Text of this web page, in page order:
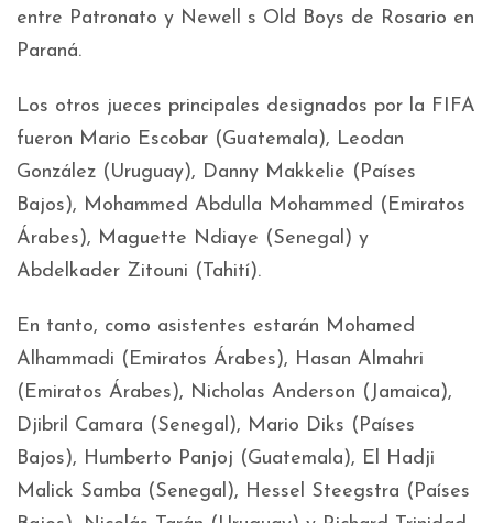
entre Patronato y Newell s Old Boys de Rosario en
Paraná.
Los otros jueces principales designados por la FIFA
fueron Mario Escobar (Guatemala), Leodan
González (Uruguay), Danny Makkelie (Países
Bajos), Mohammed Abdulla Mohammed (Emiratos
Árabes), Maguette Ndiaye (Senegal) y
Abdelkader Zitouni (Tahití).
En tanto, como asistentes estarán Mohamed
Alhammadi (Emiratos Árabes), Hasan Almahri
(Emiratos Árabes), Nicholas Anderson (Jamaica),
Djibril Camara (Senegal), Mario Diks (Países
Bajos), Humberto Panjoj (Guatemala), El Hadji
Malick Samba (Senegal), Hessel Steegstra (Países